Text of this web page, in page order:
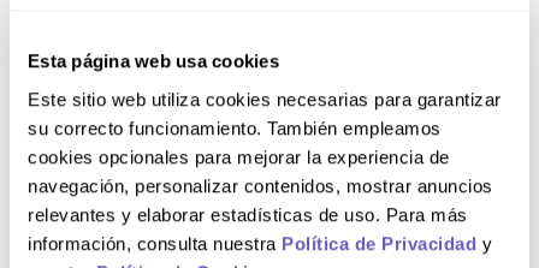
Esta página web usa cookies
Este sitio web utiliza cookies necesarias para garantizar
su correcto funcionamiento. También empleamos
cookies opcionales para mejorar la experiencia de
navegación, personalizar contenidos, mostrar anuncios
relevantes y elaborar estadísticas de uso. Para más
información, consulta nuestra Política de Privacidad y
LACTANCIA: Consulte a un profesional de la salud
accidental, busque asistencia profesional de
inmediato.
Modo de uso
Agitar bien antes de usar. Laxante: tomar un vaso lleno